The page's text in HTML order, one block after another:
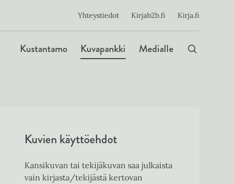
Yhteystiedot Kirjab2b.fi Kirja.fi
Päävalikko
Kustantamo Kuvapankki Medialle
Kuvien käyttöehdot
Kansikuvan tai tekijäkuvan saa julkaista
vain kirjasta/tekijästä kertovan